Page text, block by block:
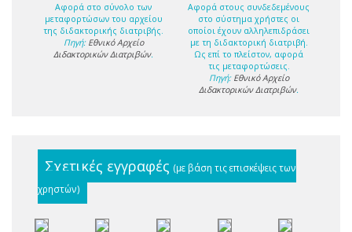
Αφορά στο σύνολο των
μεταφορτώσων του αρχείου
της διδακτορικής διατριβής.
Πηγή: Εθνικό Αρχείο
Διδακτορικών Διατριβών.
Αφορά στους συνδεδεμένους
στο σύστημα χρήστες οι
οποίοι έχουν αλληλεπιδράσει
με τη διδακτορική διατριβή.
Ως επί το πλείστον, αφορά
τις μεταφορτώσεις.
Πηγή: Εθνικό Αρχείο
Διδακτορικών Διατριβών.
Σχετικές εγγραφές (με βάση τις επισκέψεις των
χρηστών)